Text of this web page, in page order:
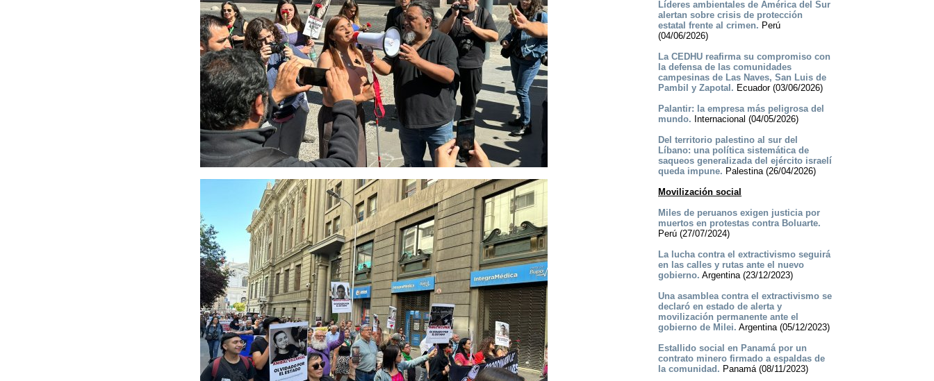
Líderes ambientales de América del Sur
alertan sobre crisis de protección
estatal frente al crimen. Perú
(04/06/2026)
La CEDHU reafirma su compromiso con
la defensa de las comunidades
campesinas de Las Naves, San Luis de
Pambil y Zapotal. Ecuador (03/06/2026)
Palantir: la empresa más peligrosa del
mundo. Internacional (04/05/2026)
Del territorio palestino al sur del
Líbano: una política sistemática de
saqueos generalizada del ejército israelí
queda impune. Palestina (26/04/2026)
Movilización social
Miles de peruanos exigen justicia por
muertos en protestas contra Boluarte.
Perú (27/07/2024)
La lucha contra el extractivismo seguirá
en las calles y rutas ante el nuevo
gobierno. Argentina (23/12/2023)
Una asamblea contra el extractivismo se
declaró en estado de alerta y
movilización permanente ante el
gobierno de Milei. Argentina (05/12/2023)
Estallido social en Panamá por un
contrato minero firmado a espaldas de
la comunidad. Panamá (08/11/2023)